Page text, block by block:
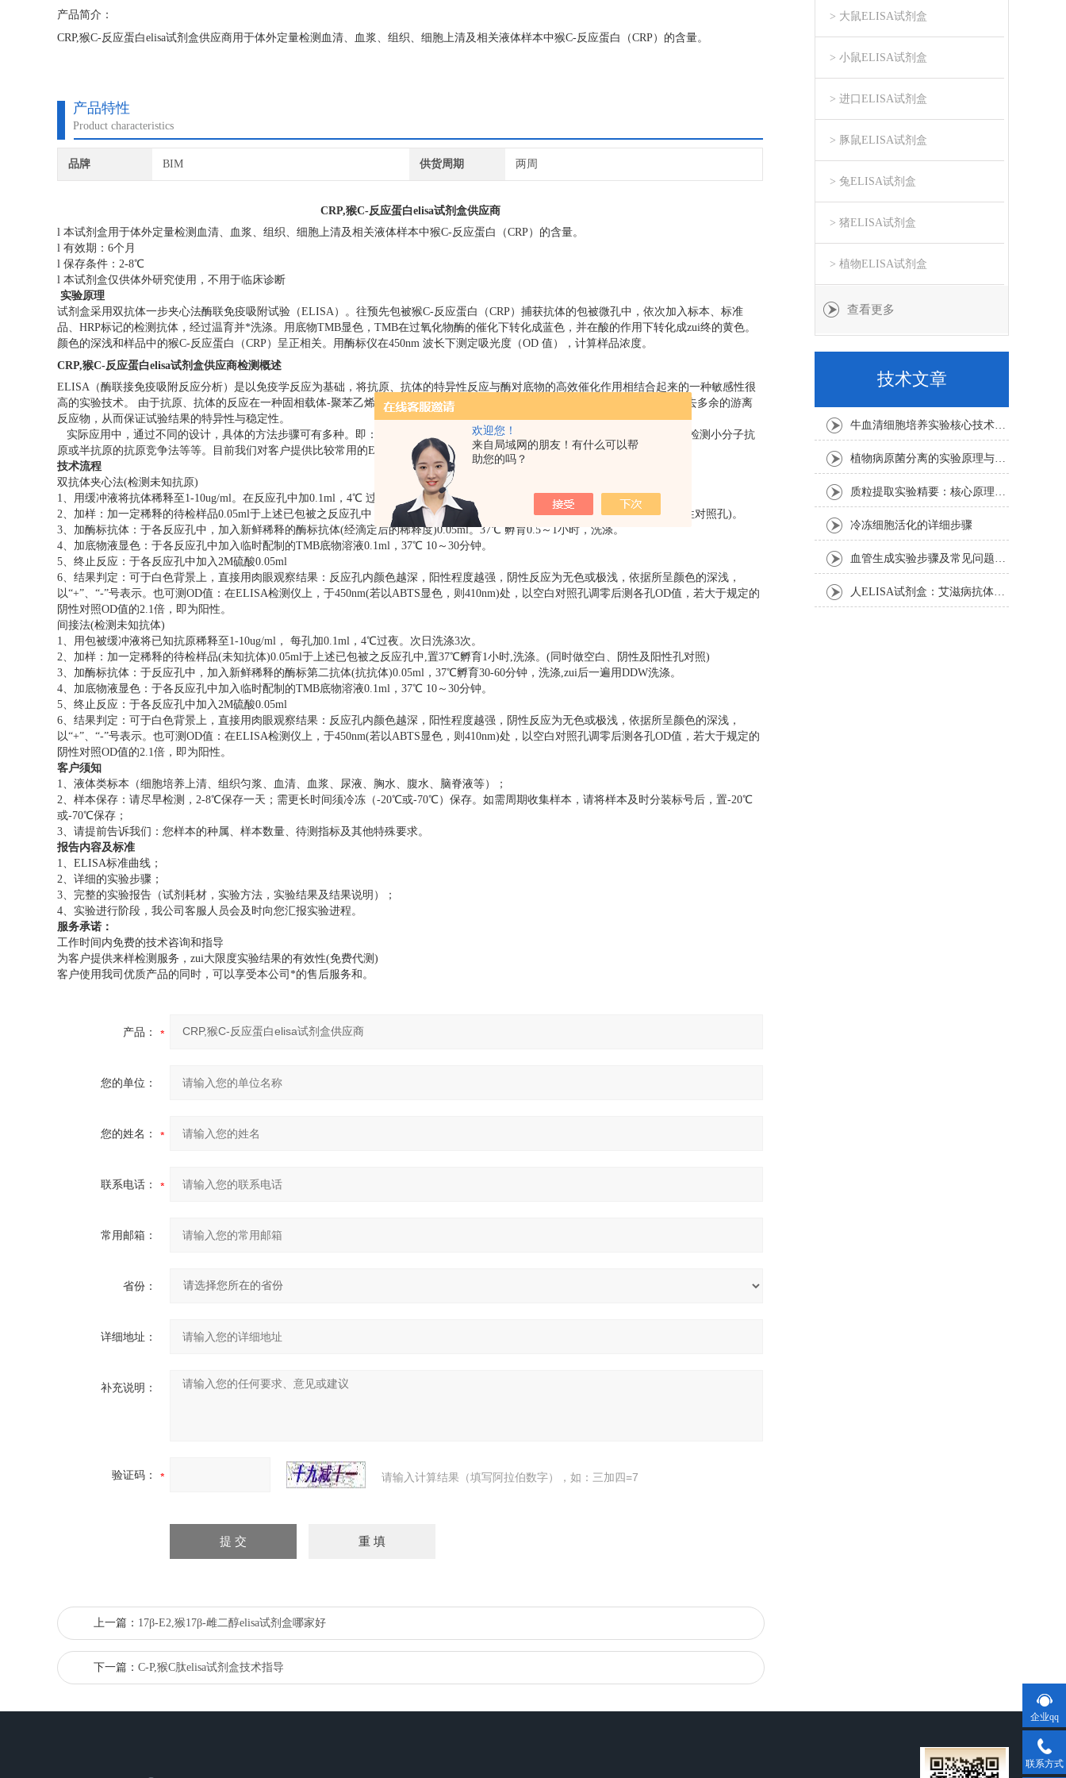
欢迎您！
来自局域网的朋友！有什么可以帮
助您的吗？
产品简介：
CRP,猴C-反应蛋白elisa试剂盒供应商用于体外定量检测血清、血浆、组织、细胞上清及相关液体样本中猴C-反应蛋白（CRP）的含量。
产品特性
Product characteristics
品牌 BIM 供货周期 两周
CRP,猴C-反应蛋白elisa试剂盒供应商
l 本试剂盒用于体外定量检测血清、血浆、组织、细胞上清及相关液体样本中猴C-反应蛋白（CRP）的含量。
l 有效期：6个月
l 保存条件：2-8℃
l 本试剂盒仅供体外研究使用，不用于临床诊断
实验原理
试剂盒采用双抗体一步夹心法酶联免疫吸附试验（ELISA）。往预先包被猴C-反应蛋白（CRP）捕获抗体的包被微孔中，依次加入标本、标准
品、HRP标记的检测抗体，经过温育并*洗涤。用底物TMB显色，TMB在过氧化物酶的催化下转化成蓝色，并在酸的作用下转化成zui终的黄色。
颜色的深浅和样品中的猴C-反应蛋白（CRP）呈正相关。用酶标仪在450nm 波长下测定吸光度（OD 值），计算样品浓度。
CRP,猴C-反应蛋白elisa试剂盒供应商检测概述
ELISA（酶联接免疫吸附反应分析）是以免疫学反应为基础，将抗原、抗体的特异性反应与酶对底物的高效催化作用相结合起来的一种敏感性很
高的实验技术。 由于抗原、抗体的反应在一种固相载体-聚苯乙烯微量滴定板的孔中进行，每加入一种试剂孵育后，可通过洗涤除去多余的游离
反应物，从而保证试验结果的特异性与稳定性。
实际应用中，通过不同的设计，具体的方法步骤可有多种。即：用于检测抗体的间接法、用于检测抗原的双抗体夹心法以及用于检测小分子抗
原或半抗原的抗原竞争法等等。目前我们对客户提供比较常用的ELISA双抗体夹心法及ELISA间接法服务。
技术流程
双抗体夹心法(检测未知抗原)
1、用缓冲液将抗体稀释至1-10ug/ml。在反应孔中加0.1ml，4℃ 过夜。次日，弃去孔内溶液，用洗涤缓冲液洗3次。
2、加样：加一定稀释的待检样品0.05ml于上述已包被之反应孔中，置37℃ 孵育1小时。然后洗涤(同时做空白孔，阴性对照孔及阳性对照孔)。
3、加酶标抗体：于各反应孔中，加入新鲜稀释的酶标抗体(经滴定后的稀释度)0.05ml。37℃ 孵育0.5～1小时，洗涤。
4、加底物液显色：于各反应孔中加入临时配制的TMB底物溶液0.1ml，37℃ 10～30分钟。
5、终止反应：于各反应孔中加入2M硫酸0.05ml
6、结果判定：可于白色背景上，直接用肉眼观察结果：反应孔内颜色越深，阳性程度越强，阴性反应为无色或极浅，依据所呈颜色的深浅，
以“+”、“-”号表示。也可测OD值：在ELISA检测仪上，于450nm(若以ABTS显色，则410nm)处，以空白对照孔调零后测各孔OD值，若大于规定的
阴性对照OD值的2.1倍，即为阳性。
间接法(检测未知抗体)
1、用包被缓冲液将已知抗原稀释至1-10ug/ml， 每孔加0.1ml，4℃过夜。次日洗涤3次。
2、加样：加一定稀释的待检样品(未知抗体)0.05ml于上述已包被之反应孔中,置37℃孵育1小时,洗涤。(同时做空白、阴性及阳性孔对照)
3、加酶标抗体：于反应孔中，加入新鲜稀释的酶标第二抗体(抗抗体)0.05ml，37℃孵育30-60分钟，洗涤,zui后一遍用DDW洗涤。
4、加底物液显色：于各反应孔中加入临时配制的TMB底物溶液0.1ml，37℃ 10～30分钟。
5、终止反应：于各反应孔中加入2M硫酸0.05ml
6、结果判定：可于白色背景上，直接用肉眼观察结果：反应孔内颜色越深，阳性程度越强，阴性反应为无色或极浅，依据所呈颜色的深浅，
以“+”、“-”号表示。也可测OD值：在ELISA检测仪上，于450nm(若以ABTS显色，则410nm)处，以空白对照孔调零后测各孔OD值，若大于规定的
阴性对照OD值的2.1倍，即为阳性。
客户须知
1、液体类标本（细胞培养上清、组织匀浆、血清、血浆、尿液、胸水、腹水、脑脊液等）；
2、样本保存：请尽早检测，2-8℃保存一天；需更长时间须冷冻（-20℃或-70℃）保存。如需周期收集样本，请将样本及时分装标号后，置-20℃
或-70℃保存；
3、请提前告诉我们：您样本的种属、样本数量、待测指标及其他特殊要求。
报告内容及标准
1、ELISA标准曲线；
2、详细的实验步骤；
3、完整的实验报告（试剂耗材，实验方法，实验结果及结果说明）；
4、实验进行阶段，我公司客服人员会及时向您汇报实验进程。
服务承诺：
工作时间内免费的技术咨询和指导
为客户提供来样检测服务，zui大限度实验结果的有效性(免费代测)
客户使用我司优质产品的同时，可以享受本公司*的售后服务和。
产品：
您的单位：
您的姓名：
联系电话：
常用邮箱：
省份：
详细地址：
补充说明：
验证码： 请输入计算结果（填写阿拉伯数字），如：三加四=7
上一篇： 17β-E2,猴17β-雌二醇elisa试剂盒哪家好
下一篇： C-P,猴C肽elisa试剂盒技术指导
> 大鼠ELISA试剂盒
> 小鼠ELISA试剂盒
> 进口ELISA试剂盒
> 豚鼠ELISA试剂盒
> 兔ELISA试剂盒
> 猪ELISA试剂盒
> 植物ELISA试剂盒
查看更多
技术文章
牛血清细胞培养实验核心技术要点
植物病原菌分离的实验原理与操作步骤
质粒提取实验精要：核心原理与关键步骤
冷冻细胞活化的详细步骤
血管生成实验步骤及常见问题解析
人ELISA试剂盒：艾滋病抗体检测的简单指南
企业qq
联系方式